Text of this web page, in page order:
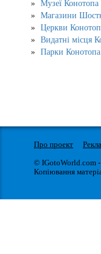
Музеї Конотопа
Магазини
Церкви
Видатні місця
Парки Конотопа
Про проект
© IGotoWorld.com -
Копіювання